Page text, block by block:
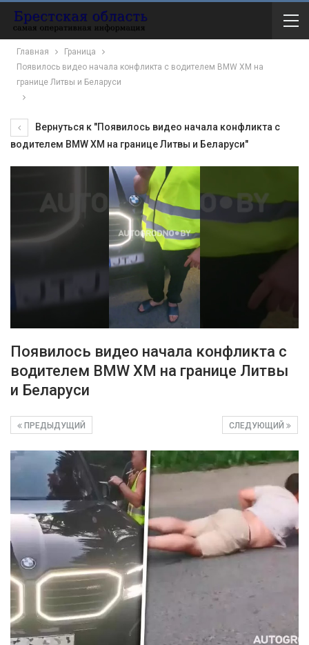
Главная
Граница
Появилось видео начала конфликта с водителем BMW XM на
границе Литвы и Беларуси
Вернуться к "Появилось видео начала конфликта с
водителем BMW XM на границе Литвы и Беларуси"
Появилось видео начала конфликта с
водителем BMW XM на границе Литвы
и Беларуси
СЛЕДУЮЩИЙ
ПРЕДЫДУЩИЙ